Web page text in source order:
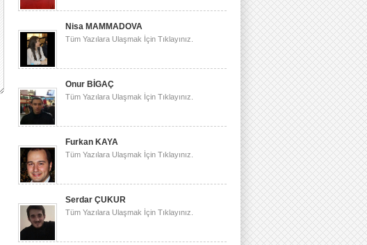
Nisa MAMMADOVA
Tüm Yazılara Ulaşmak İçin Tıklayınız.
Onur BİGAÇ
Tüm Yazılara Ulaşmak İçin Tıklayınız.
Furkan KAYA
Tüm Yazılara Ulaşmak İçin Tıklayınız.
Serdar ÇUKUR
Tüm Yazılara Ulaşmak İçin Tıklayınız.